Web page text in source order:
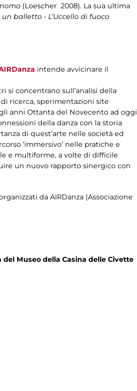
(Loescher 2008). La sua ultima
balletto - L’Uccello di fuoco
intende avvicinare il
concentrano sull’analisi della
ricerca, sperimentazioni site
anni Ottanta del Novecento ad oggi
della danza con la storia
di quest’arte nelle società ed
‘immersivo’ nelle pratiche e
e multiforme, a volte di difficile
un nuovo rapporto sinergico con
da AIRDanza (Associazione
Museo della Casina delle Civette